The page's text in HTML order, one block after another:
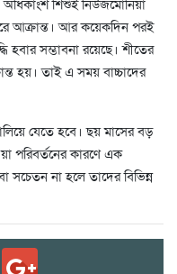
আক্রান্ত। আর কয়েকদিন পরই
সম্ভাবনা রয়েছে। শীতের
হয়। তাই এ সময় বাচ্চাদের
যেতে হবে। ছয় মাসের বড়
পরিবর্তনের কারণে এক
সচেতন না হলে তাদের বিভিন্ন